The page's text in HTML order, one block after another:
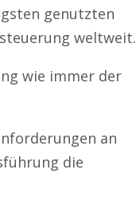
genutzten
weltweit.
wie immer der
an
die